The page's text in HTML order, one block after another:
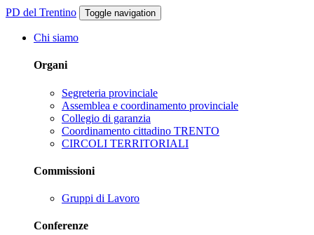
PD del Trentino Toggle navigation
Chi siamo
Organi
Segreteria provinciale
Assemblea e coordinamento provinciale
Collegio di garanzia
Coordinamento cittadino TRENTO
CIRCOLI TERRITORIALI
Commissioni
Gruppi di Lavoro
Conferenze